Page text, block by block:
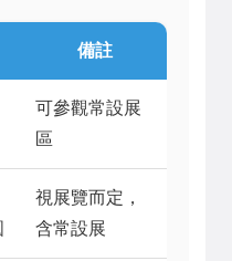
備註
可參觀常設展
區
視展覽而定，
含常設展